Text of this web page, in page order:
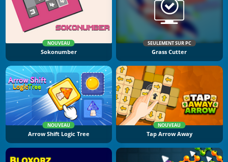
NOUVEAU
Sokonumber
SEULEMENT SUR PC
Grass Cutter
NOUVEAU
Arrow Shift Logic Tree
NOUVEAU
Tap Arrow Away